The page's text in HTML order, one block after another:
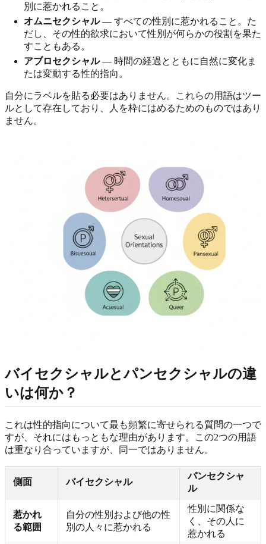
別に惹かれること。
オムニセクシャル— すべての性別に惹かれること。た
だし、その性的欲求において性別が何らかの役割を果た
すこともある。
アブロセクシャル— 時間の経過とともに自然に変化ま
たは変動する性的指向。
自分にラベルを貼る必要はありません。これらの用語はツー
ルとして存在しており、人を枠にはめるためのものではあり
ません。
バイセクシャルとパンセクシャルの違
いは何か？
これは性的指向について最も頻繁に寄せられる質問の一つで
すが、それにはもっともな理由があります。この2つの用語
は重なり合っていますが、同一ではありません。
側面 バイセクシャル
パンセクシャ
ル
惹かれ
る範囲
自分の性別および他の性
別の人々に惹かれる
性別に関係な
く、その人に
惹かれる